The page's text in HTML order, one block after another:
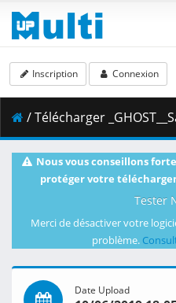
Inscription Connexion
/ Télécharger _GHOST__Saga_of_Tanya_the_Evil_-
Nous vous conseillons
protéger votre
Tester
Merci de désactiver votre
problème.
Date Upload